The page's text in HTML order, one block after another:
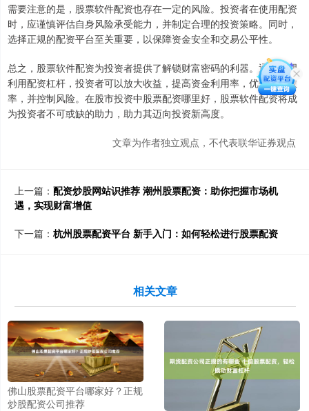
需要注意的是，股票软件配资也存在一定的风险。投资者在使用配资
时，应谨慎评估自身风险承受能力，并制定合理的投资策略。同时，
选择正规的配资平台至关重要，以保障资金安全和交易公平性。
总之，股票软件配资为投资者提供了解锁财富密码的利器。通过合理
利用配资杠杆，投资者可以放大收益，提高资金利用率，优化交易效
率，并控制风险。在股市投资中股票配资哪里好，股票软件配资将成
为投资者不可或缺的助力，助力其迈向投资新高度。
文章为作者独立观点，不代表联华证券观点
上一篇： 配资炒股网站识推荐 潮州股票配资：助你把握市场机
遇，实现财富增值
下一篇： 杭州股票配资平台 新手入门：如何轻松进行股票配资
相关文章
佛山股票配资平台哪家好？正规
炒股配资公司推荐